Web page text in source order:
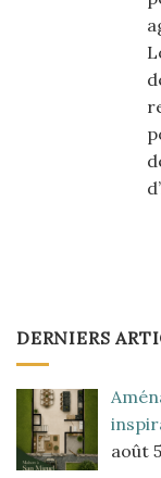
DERNIERS
août